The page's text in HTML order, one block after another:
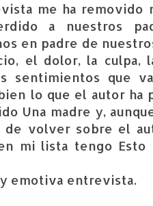
me ha removido
a nuestros
en padre de
el dolor, la culpa,
sentimientos que
lo que el autor ha
Una madre y,
de volver sobre el
mi lista tengo
emotiva entrevista.